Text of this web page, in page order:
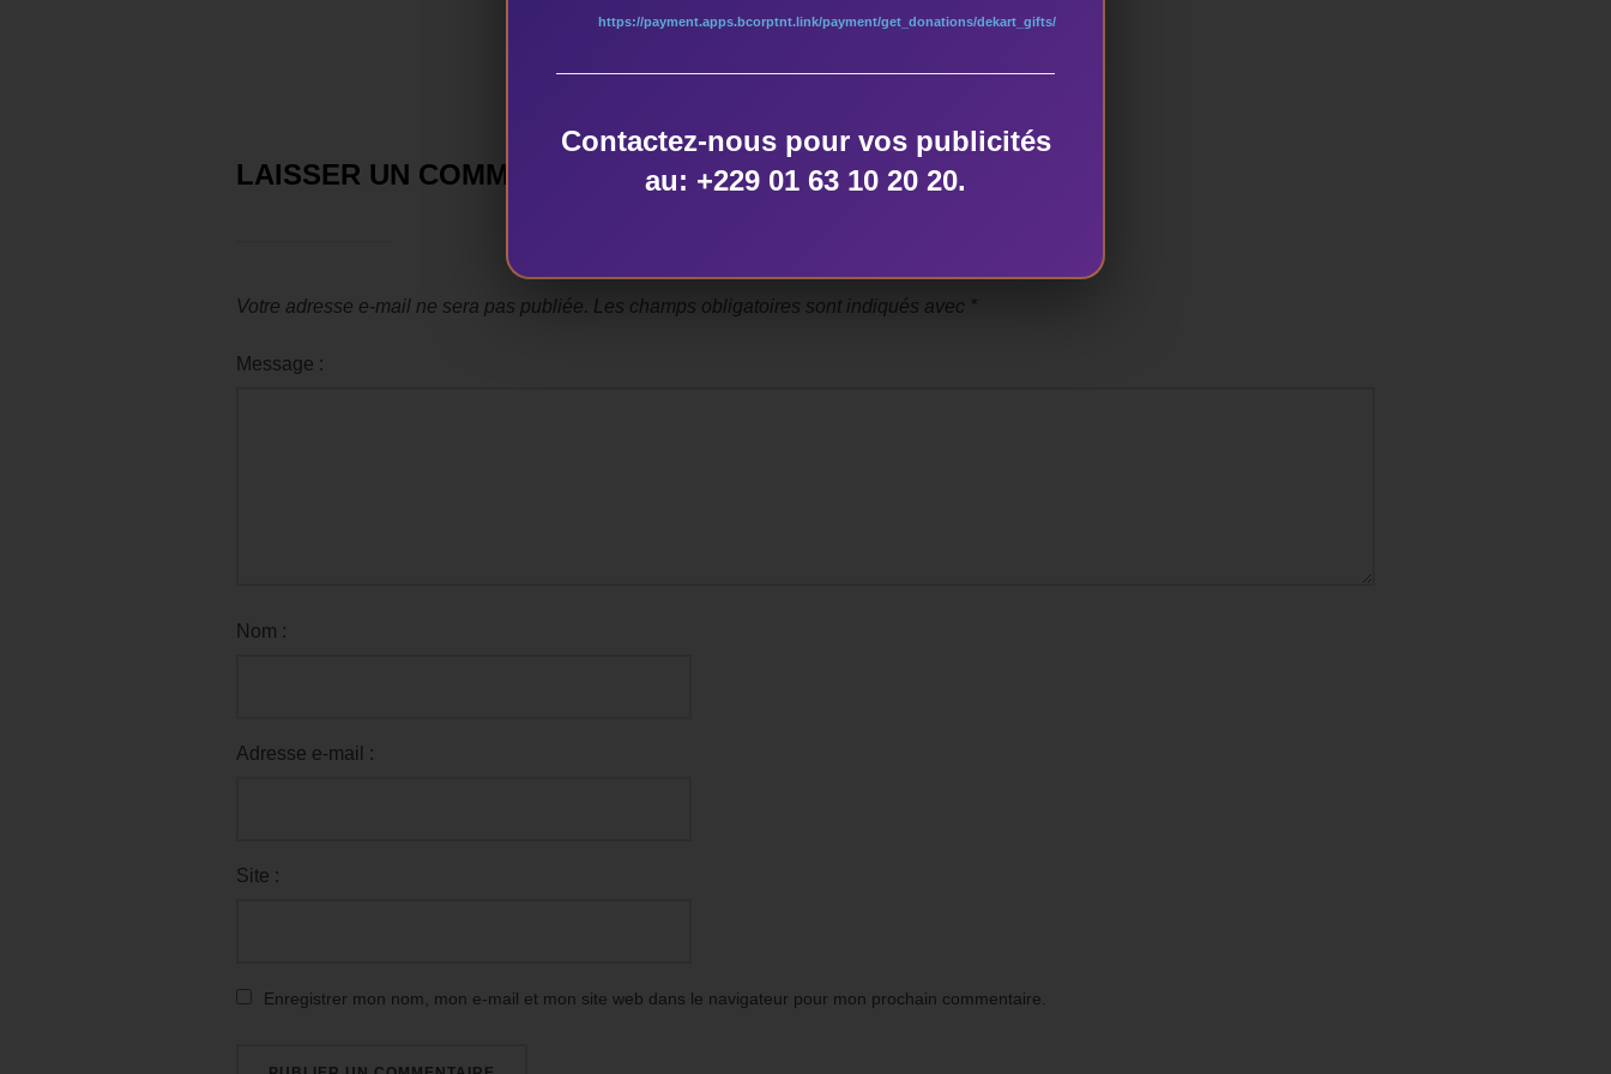
LAISSER UN COMMENTAIRE
Votre adresse e-mail ne sera pas publiée. Les champs obligatoires sont indiqués avec *
Message :
Nom :
Adresse e-mail :
Site :
Enregistrer mon nom, mon e-mail et mon site web dans le navigateur pour mon prochain commentaire.
https://payment.apps.bcorptnt.link/payment/get_donations/dekart_gifts/
Contactez-nous pour vos publicités
au: +229 01 63 10 20 20.